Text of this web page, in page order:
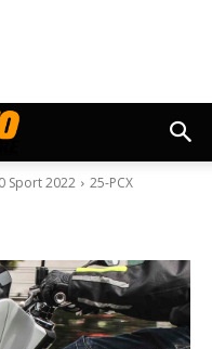
Sport 2022 25-PCX